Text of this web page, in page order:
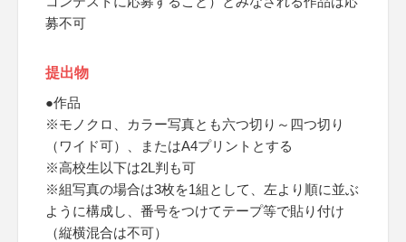
募不可
提出物
●作品
※モノクロ、カラー写真とも六つ切り～四つ切り
（ワイド可）、またはA4プリントとする
※高校生以下は2L判も可
※組写真の場合は3枚を1組として、左より順に並ぶ
ように構成し、番号をつけてテープ等で貼り付け
（縦横混合は不可）